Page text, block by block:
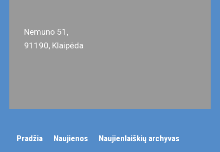
Nemuno 51,
91190, Klaipėda
Pradžia Naujienos Naujienlaiškių archyvas